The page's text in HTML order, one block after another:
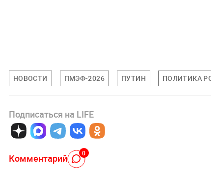
НОВОСТИ ПМЭФ-2026 ПУТИН ПОЛИТИКА
Подписаться на LIFE
Комментарий 0